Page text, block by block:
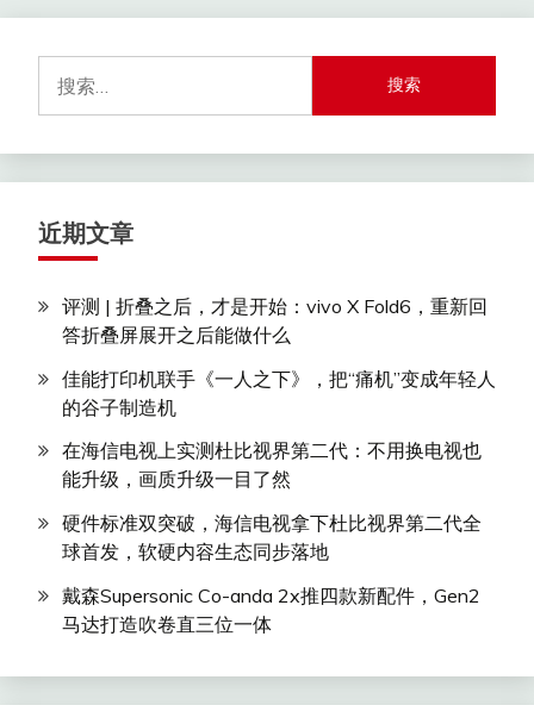
航
索：
近期文章
评测 | 折叠之后，才是开始：vivo X Fold6，重新回
答折叠屏展开之后能做什么
佳能打印机联手《一人之下》，把“痛机”变成年轻人
的谷子制造机
在海信电视上实测杜比视界第二代：不用换电视也
能升级，画质升级一目了然
硬件标准双突破，海信电视拿下杜比视界第二代全
球首发，软硬内容生态同步落地
戴森Supersonic Co-anda 2x推四款新配件，Gen2
马达打造吹卷直三位一体